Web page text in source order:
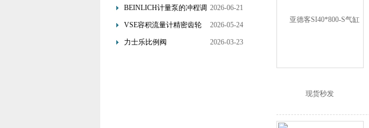
的特点与应用
BEINLICH计量泵的冲程调
节与频率控制双调节方式
2026-06-21
VSE容积流量计精密齿轮
设计与流量信号转换原理
2026-05-24
力士乐比例阀
2026-03-23